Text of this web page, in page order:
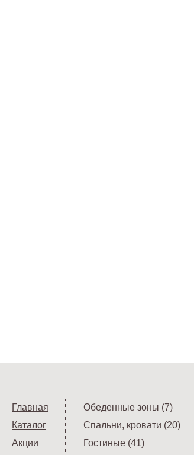
Главная
Каталог
Акции
Обеденные зоны (7)
Спальни, кровати (20)
Гостиные (41)